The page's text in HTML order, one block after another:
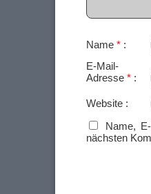
Name *
E-Mail-
Adresse *
Website
Name,
nächsten